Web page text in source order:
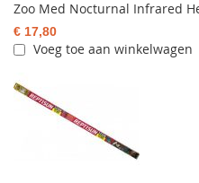
Zoo Med Nocturnal Infrared
€ 17,80
Voeg toe aan winkelwagen